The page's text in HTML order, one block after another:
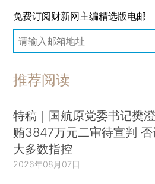
免费订阅财新网主编精选版电邮
推荐阅读
特稿｜国航原党委书记樊
贿3847万元二审待宣判 否
大多数指控
2026年08月07日